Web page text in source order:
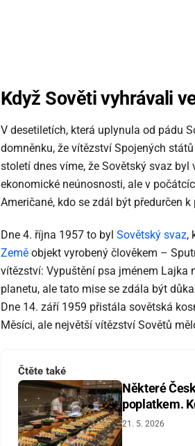
Když Sověti vyhrávali
V desetiletích, která uplynula od pádu
domněnku, že vítězství Spojených
století dnes víme, že Sovětský svaz
ekonomické neúnosnosti, ale v
Američané, kdo se zdál být předurčen
Dne 4. října 1957 to byl Sovětský svaz,
Země objekt vyrobený člověkem –
vítězství: Vypuštění psa jménem Lajka
planetu, ale tato mise se zdála být
Dne 14. září 1959 přistála sovětská
Měsíci, ale největší vítězství Sovětů
Čtěte také
Některé
poplatkem.
21. 5. 2026